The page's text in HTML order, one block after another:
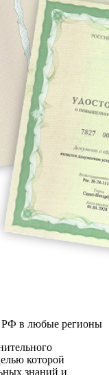
РФ в любые регионы
которой
знаний и